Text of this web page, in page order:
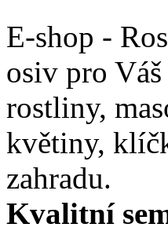
E-shop -
osiv pro
rostliny,
květiny,
zahradu.
Kvalitní